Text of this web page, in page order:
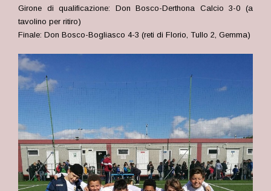
Girone di qualificazione: Don Bosco-Derthona Calcio 3-0 (a
tavolino per ritiro)
Finale: Don Bosco-Bogliasco 4-3 (reti di Florio, Tullo 2, Gemma)